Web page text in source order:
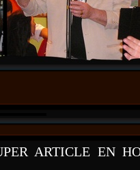
ARTICLE EN